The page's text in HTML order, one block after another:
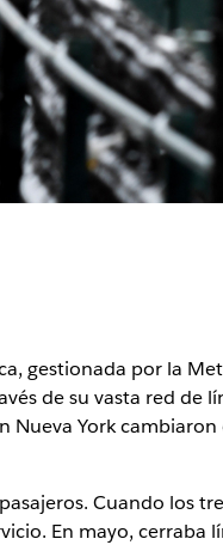
gestionada por la
de su vasta red de
York
Cuando los
En mayo, cerraba